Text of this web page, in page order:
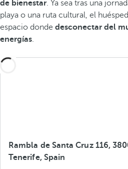
de bienestar. Ya sea tras una
playa o una ruta cultural, el
espacio donde desconectar del
energías.
Rambla de Santa Cruz 116,
Tenerife, Spain